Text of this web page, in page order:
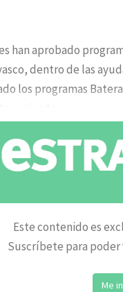
han aprobado
dentro de las
los programas
Este contenido es
Suscríbete para
Me